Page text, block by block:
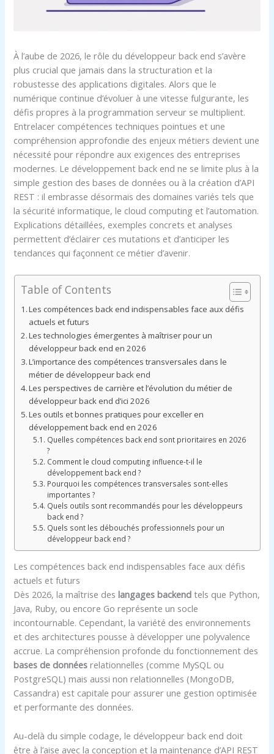
À l’aube de 2026, le rôle du développeur back end s’avère
plus crucial que jamais dans la structuration et la
robustesse des applications digitales. Alors que le
numérique continue d’évoluer à une vitesse fulgurante, les
défis propres à la programmation serveur se multiplient.
Entrelacer compétences techniques pointues et une
compréhension approfondie des enjeux métiers devient une
nécessité pour répondre aux exigences des entreprises
modernes. Le développement back end ne se limite plus à la
simple gestion des bases de données ou à la création d’API
REST : il embrasse désormais des domaines variés tels que
la sécurité informatique, le cloud computing et l’automation.
Explications détaillées, exemples concrets et analyses
permettent d’éclairer ces mutations et d’anticiper les
tendances qui façonnent ce métier d’avenir.
Table of Contents
Les compétences back end indispensables face aux défis
actuels et futurs
Les technologies émergentes à maîtriser pour un
développeur back end en 2026
L’importance des compétences transversales dans le
métier de développeur back end
Les perspectives de carrière et l’évolution du métier de
développeur back end d’ici 2026
Les outils et bonnes pratiques pour exceller en
développement back end en 2026
Quelles compétences back end sont prioritaires en 2026
?
Comment le cloud computing influence-t-il le
développement back end ?
Pourquoi les compétences transversales sont-elles
importantes ?
Quels outils sont recommandés pour les développeurs
back end ?
Quels sont les débouchés professionnels pour un
développeur back end ?
Les compétences back end indispensables face aux défis
actuels et futurs
Dès 2026, la maîtrise deslangages backend tels que Python,
Java, Ruby, ou encore Go représente un socle
incontournable. Cependant, la variété des environnements
et des architectures pousse à développer une polyvalence
accrue. La compréhension profonde du fonctionnement des
bases de données relationnelles (comme MySQL ou
PostgreSQL) mais aussi non relationnelles (MongoDB,
Cassandra) est capitale pour assurer une gestion optimisée
et performante des données.
Au-delà du simple codage, le développeur back end doit
être à l’aise avec la conception et la maintenance d’API REST